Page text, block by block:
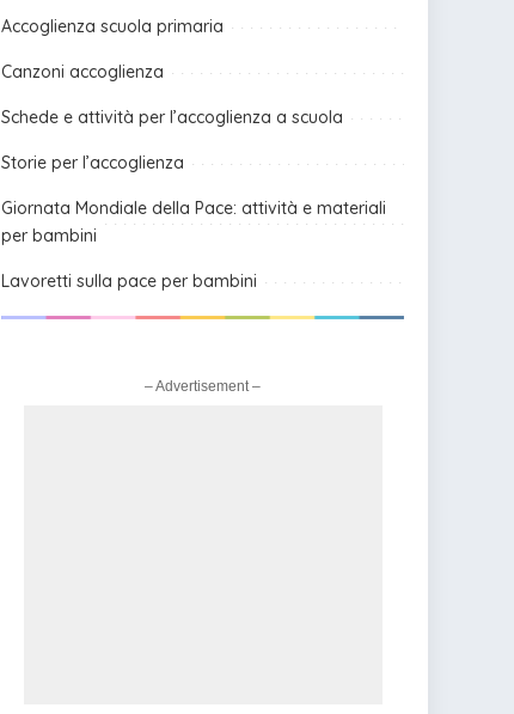
Accoglienza scuola primaria
Canzoni accoglienza
Schede e attività per l’accoglienza a scuola
Storie per l’accoglienza
Giornata Mondiale della Pace: attività e materiali
per bambini
Lavoretti sulla pace per bambini
– Advertisement –